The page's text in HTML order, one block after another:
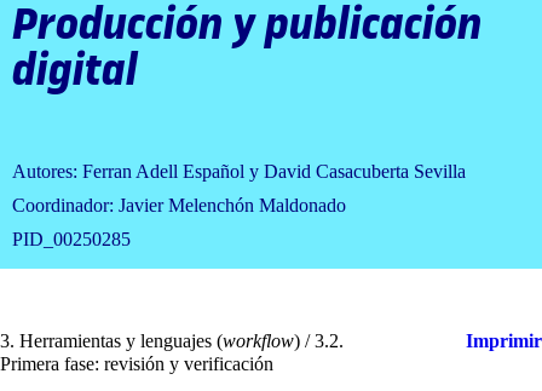
Producción y publicación
digital
Autores: Ferran Adell Español y David Casacuberta Sevilla
Coordinador: Javier Melenchón Maldonado
PID_00250285
3. Herramientas y lenguajes (workflow) / 3.2.
Primera fase: revisión y verificación
Imprimir